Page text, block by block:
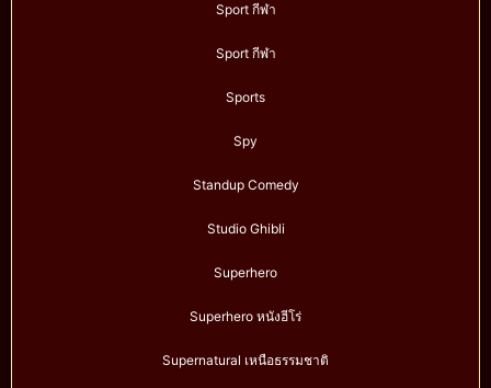
Sport กีฬา
Sport กีฬา
Sports
Spy
Standup Comedy
Studio Ghibli
Superhero
Superhero หนังฮีโร่
Supernatural เหนือธรรมชาติ